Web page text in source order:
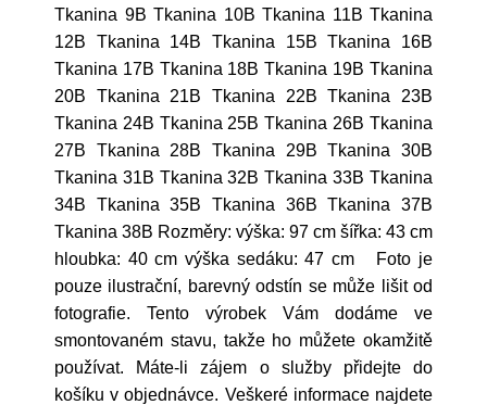
Tkanina 9B Tkanina 10B Tkanina 11B Tkanina
12B Tkanina 14B Tkanina 15B Tkanina 16B
Tkanina 17B Tkanina 18B Tkanina 19B Tkanina
20B Tkanina 21B Tkanina 22B Tkanina 23B
Tkanina 24B Tkanina 25B Tkanina 26B Tkanina
27B Tkanina 28B Tkanina 29B Tkanina 30B
Tkanina 31B Tkanina 32B Tkanina 33B Tkanina
34B Tkanina 35B Tkanina 36B Tkanina 37B
Tkanina 38B Rozměry: výška: 97 cm šířka: 43 cm
hloubka: 40 cm výška sedáku: 47 cm Foto je
pouze ilustrační, barevný odstín se může lišit od
fotografie. Tento výrobek Vám dodáme ve
smontovaném stavu, takže ho můžete okamžitě
používat. Máte-li zájem o služby přidejte do
košíku v objednávce. Veškeré informace najdete